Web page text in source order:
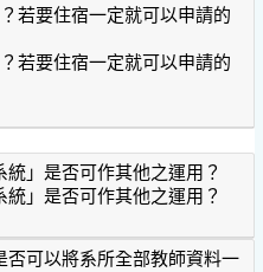
若要住宿一定就可以申請的
若要住宿一定就可以申請的
嗎？若要住宿一定就可以申請
」是否可作其他之運用？
」是否可作其他之運用？
系統」是否可作其他之運用？
可以將系所全部教師資料一